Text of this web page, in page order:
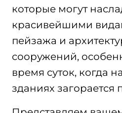
которые могут
красивейшими
пейзажа и
сооружений,
время суток, когда
зданиях загорается